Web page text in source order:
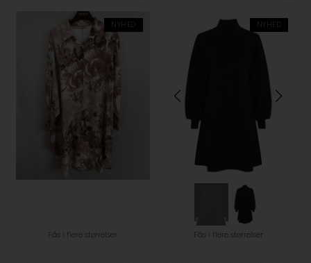
NYHED
Fås i flere størrelser
NYHED
Fås i flere størrelser